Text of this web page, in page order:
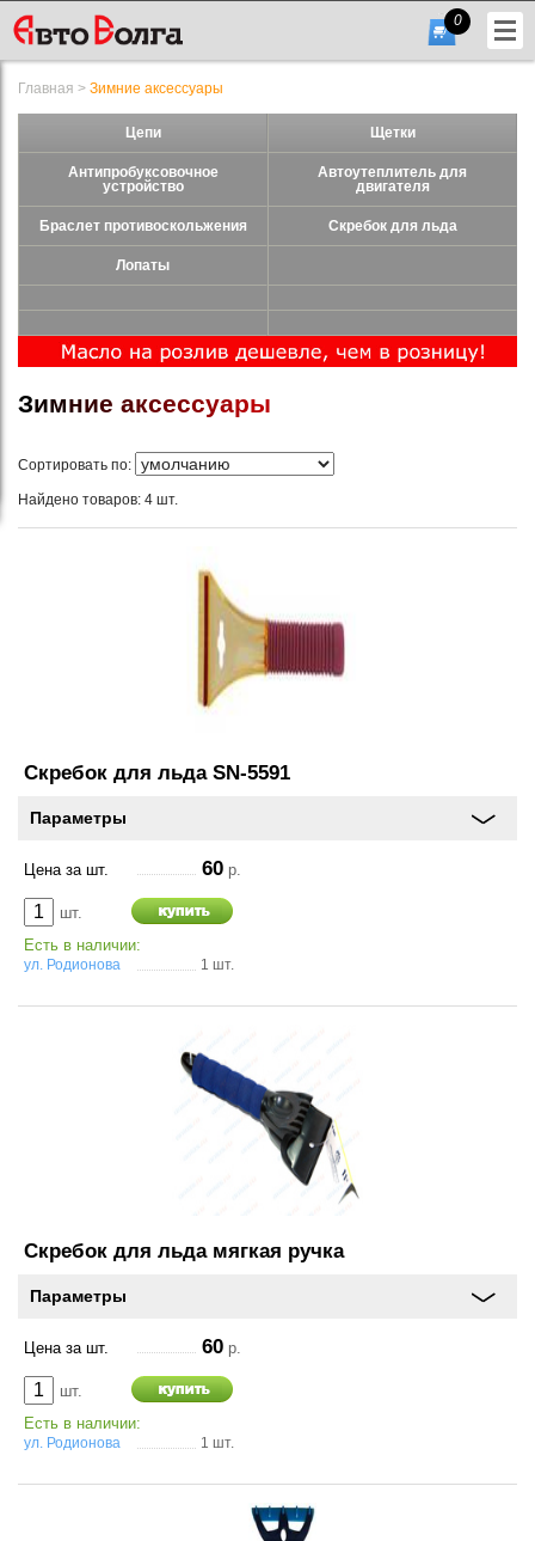
+7
(831)
432-
56-
56
Гарфик
работы
сервисное обслуживание
Автохимия
Запчасти
Масла
Услуги
Калькулятор
0
Главная > Зимние аксессуары
Цепи Щетки
Антипробуксовочное
устройство
Автоутеплитель для
двигателя
Браслет противоскольжения Скребок для льда
Лопаты
Зимние аксессуары
Сортировать по:
Найдено товаров: 4 шт.
Скребок для льда SN-5591
Параметры
Цена за шт. 60 р.
шт.
Есть в наличии:
ул. Родионова 1 шт.
Скребок для льда мягкая ручка
Параметры
Цена за шт. 60 р.
шт.
Есть в наличии:
ул. Родионова 1 шт.